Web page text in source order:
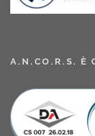
A.N.CO.R.S. È